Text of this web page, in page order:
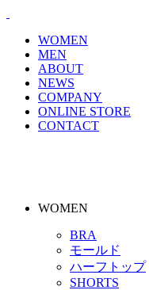
WOMEN
MEN
ABOUT
NEWS
COMPANY
ONLINE STORE
CONTACT
WOMEN
BRA
モールド
ハーフトップ
SHORTS